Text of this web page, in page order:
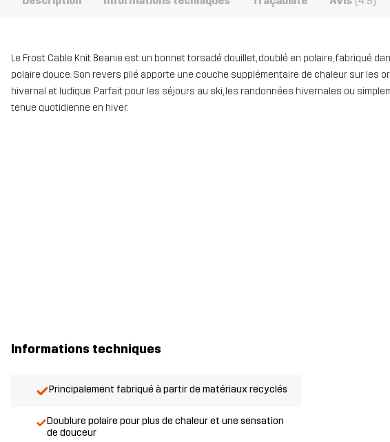
Le Frost Cable Knit Beanie est un bonnet torsadé douillet, doublé en polaire, fabriqué
polaire douce. Son revers plié apporte une couche supplémentaire de chaleur sur les
hivernal et ludique. Parfait pour les séjours au ski, les randonnées hivernales ou
tenue quotidienne en hiver.
Informations techniques
Principalement fabriqué à partir de matériaux recyclés
Doublure polaire pour plus de chaleur et une sensation
de douceur